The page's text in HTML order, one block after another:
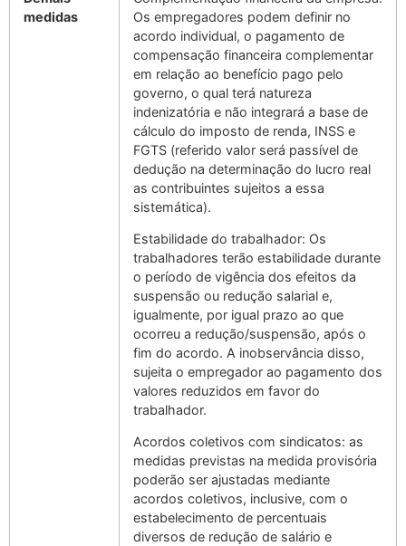
medidas
Os empregadores podem definir no
acordo individual, o pagamento de
compensação financeira complementar
em relação ao benefício pago pelo
governo, o qual terá natureza
indenizatória e não integrará a base de
cálculo do imposto de renda, INSS e
FGTS (referido valor será passível de
dedução na determinação do lucro real
as contribuintes sujeitos a essa
sistemática).
Estabilidade do trabalhador: Os
trabalhadores terão estabilidade durante
o período de vigência dos efeitos da
suspensão ou redução salarial e,
igualmente, por igual prazo ao que
ocorreu a redução/suspensão, após o
fim do acordo. A inobservância disso,
sujeita o empregador ao pagamento dos
valores reduzidos em favor do
trabalhador.
Acordos coletivos com sindicatos: as
medidas previstas na medida provisória
poderão ser ajustadas mediante
acordos coletivos, inclusive, com o
estabelecimento de percentuais
diversos de redução de salário e